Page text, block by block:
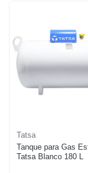
Tatsa
Tanque para Gas
Tatsa Blanco 180 L